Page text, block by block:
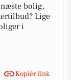
bolig,
Lige
i
Kopiér link